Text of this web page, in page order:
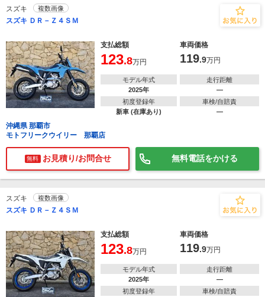
スズキ 複数画像
スズキ ＤＲ－Ｚ４ＳＭ
支払総額 車両価格
123.8万円 119.9万円
モデル年式
2025年
走行距離
―
初度登録年
新車 (在庫あり)
車検/自賠責
―
沖縄県 那覇市
モトフリークウイリー 那覇店
無料 お見積り/お問合せ 無料電話をかける
スズキ 複数画像
スズキ ＤＲ－Ｚ４ＳＭ
支払総額 車両価格
123.8万円 119.9万円
モデル年式
2025年
走行距離
―
初度登録年
車検/自賠責